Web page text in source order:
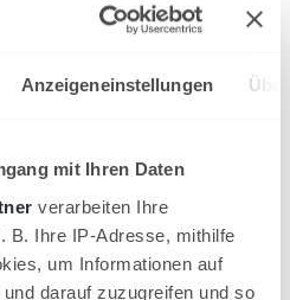
Anzeigeneinstellungen
mit Ihren Daten
verarbeiten Ihre
B. Ihre IP-Adresse, mithilfe
um Informationen auf
darauf zuzugreifen und so
auf dem Spiel
Einzeln am zweiten Tag. Das
4:1 gegen Deutschland. Die
Tennis Channel live übertragen.